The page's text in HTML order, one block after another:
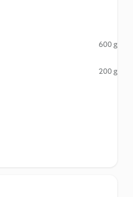
600 g
200 g